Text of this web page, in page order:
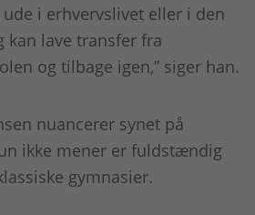
i erhvervslivet eller i den
kan lave transfer fra
og tilbage igen,” siger han.
nuancerer synet på
ikke mener er fuldstændig
gymnasier.